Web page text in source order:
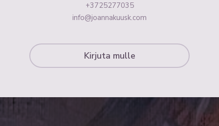
+3725277035
info@joannakuusk.com
Kirjuta mulle